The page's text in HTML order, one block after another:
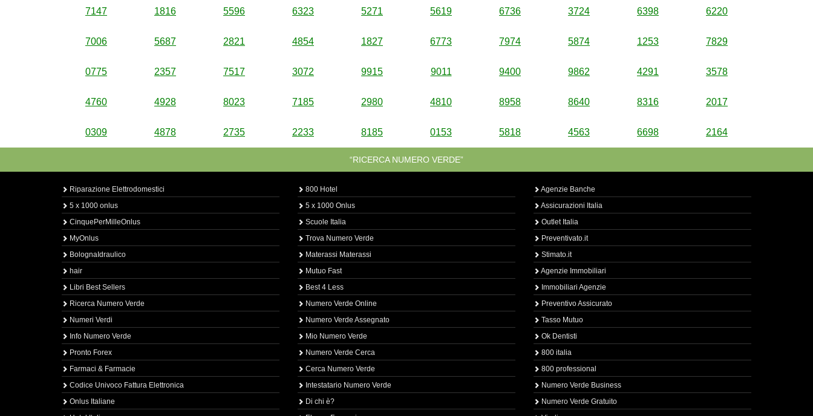
7147 1816 5596 6323 5271 5619 6736 3724 6398 6220
7006 5687 2821 4854 1827 6773 7974 5874 1253 7829
0775 2357 7517 3072 9915 9011 9400 9862 4291 3578
4760 4928 8023 7185 2980 4810 8958 8640 8316 2017
0309 4878 2735 2233 8185 0153 5818 4563 6698 2164
“RICERCA NUMERO VERDE”
Riparazione Elettrodomestici
5 x 1000 onlus
CinquePerMilleOnlus
MyOnlus
BolognaIdraulico
hair
Libri Best Sellers
Ricerca Numero Verde
Numeri Verdi
Info Numero Verde
Pronto Forex
Farmaci & Farmacie
Codice Univoco Fattura Elettronica
Onlus Italiane
800 Hotel
5 x 1000 Onlus
Scuole Italia
Trova Numero Verde
Materassi Materassi
Mutuo Fast
Best 4 Less
Numero Verde Online
Numero Verde Assegnato
Mio Numero Verde
Numero Verde Cerca
Cerca Numero Verde
Intestatario Numero Verde
Di chi è?
Agenzie Banche
Assicurazioni Italia
Outlet Italia
Preventivato.it
Stimato.it
Agenzie Immobiliari
Immobiliari Agenzie
Preventivo Assicurato
Tasso Mutuo
Ok Dentisti
800 italia
800 professional
Numero Verde Business
Numero Verde Gratuito